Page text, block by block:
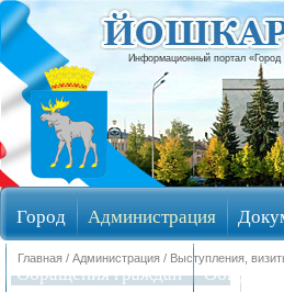
Информационный портал
Город Администрация
Обращения граждан
Главная / Администрация / Выступления,